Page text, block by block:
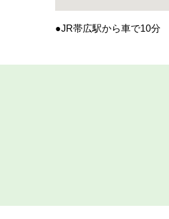
●JR帯広駅から車で10分